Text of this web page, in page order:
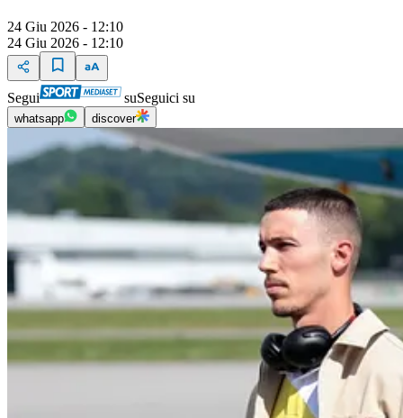
24 Giu 2026 - 12:10
24 Giu 2026 - 12:10
Segui suSeguici su
whatsapp discover